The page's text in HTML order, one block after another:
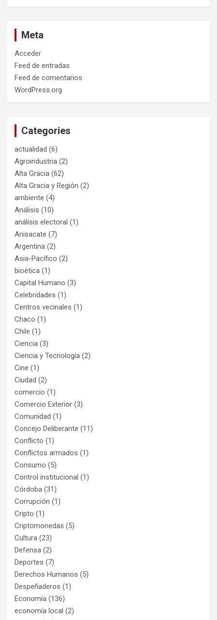
Meta
Acceder
Feed de entradas
Feed de comentarios
WordPress.org
Categories
actualidad (6)
Agroindustria (2)
Alta Gracia (62)
Alta Gracia y Región (2)
ambiente (4)
Análisis (10)
análisis electoral (1)
Anisacate (7)
Argentina (2)
Asia-Pacífico (2)
bioética (1)
Capital Humano (3)
Celebridades (1)
Centros vecinales (1)
Chaco (1)
Chile (1)
Ciencia (3)
Ciencia y Tecnología (2)
Cine (1)
Ciudad (2)
comercio (1)
Comercio Exterior (3)
Comunidad (1)
Concejo Deliberante (11)
Conflicto (1)
Conflictos armados (1)
Consumo (5)
Control institucional (1)
Córdoba (31)
Corrupción (1)
Cripto (1)
Criptomonedas (5)
Cultura (23)
Defensa (2)
Deportes (7)
Derechos Humanos (5)
Despeñaderos (1)
Economía (136)
economía local (2)